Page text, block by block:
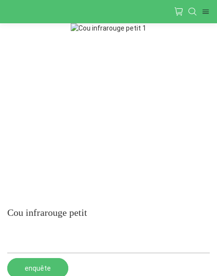
Cou infrarouge petit
enquête